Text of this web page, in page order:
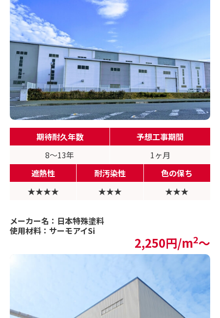
期待耐久年数
予想工事期間
8〜13年
1ヶ月
遮熱性
耐汚染性
色の保ち
★★★★
★★★ ★★★
メーカー名：日本特殊塗料
使用材料：サーモアイSi
2,250円/m2〜